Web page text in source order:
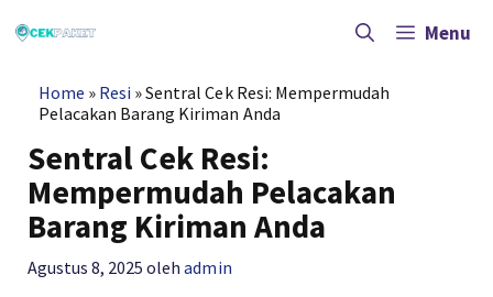
ke
Menu
Home » Resi »Sentral Cek Resi: Mempermudah
Pelacakan Barang Kiriman Anda
Sentral Cek Resi:
Mempermudah Pelacakan
Barang Kiriman Anda
Agustus 8, 2025 olehadmin